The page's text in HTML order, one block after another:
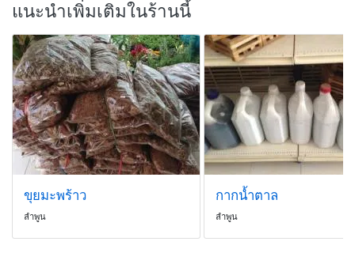
แนะนำเพิ่มเติมในร้านนี้
ขุยมะพร้าว
ลำพูน
กากน้ำตาล
ลำพูน